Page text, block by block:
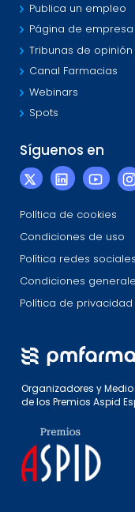
Publica un empleo
Página de empresa
Tribunas de opinión
Canal Farmacias
Webinars
Spots
Síguenos en
Política de cookies
Condiciones de uso
Política redes sociales
Condiciones
Política de privacidad
Organizadores y
de los Premios Aspid